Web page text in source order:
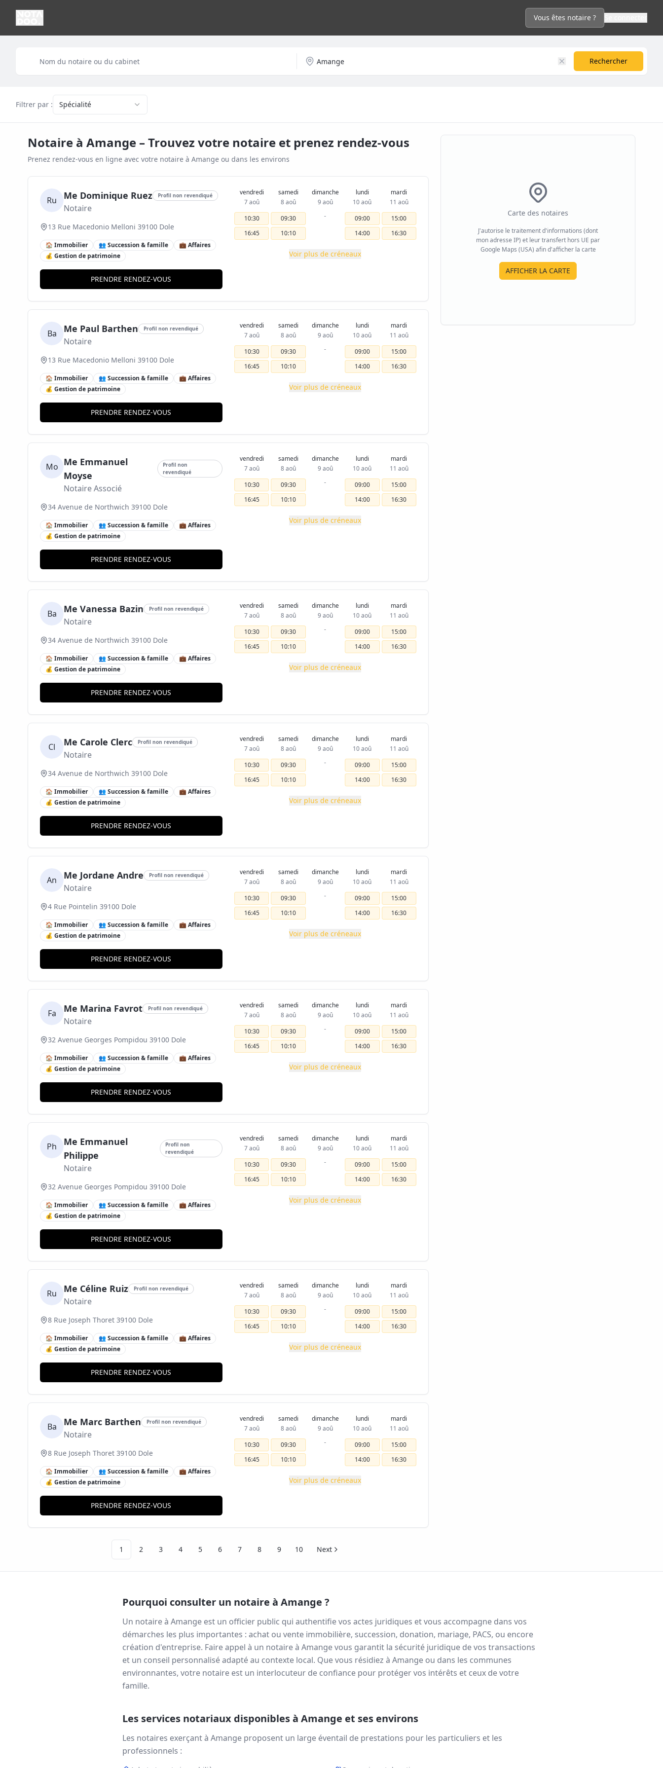
Vous êtes notaire ?
Rechercher
Filtrer par : Spécialité
Notaire à Amange – Trouvez votre notaire et prenez rendez-vous
Prenez rendez-vous en ligne avec votre notaire à Amange ou dans les environs
Ru Me Dominique Ruez Profil non revendiqué
Notaire
13 Rue Macedonio Melloni 39100 Dole
🏠 Immobilier 👥 Succession & famille
💼 Affaires
💰 Gestion de patrimoine
PRENDRE RENDEZ-VOUS
vendredi
7 aoû
10:30
16:45
samedi
8 aoû
09:30
10:10
dimanche
9 aoû
-
lundi
10 aoû
09:00
14:00
mardi
11 aoû
15:00
16:30
Voir plus de créneaux
Ba Me Paul Barthen Profil non revendiqué
Notaire
13 Rue Macedonio Melloni 39100 Dole
🏠 Immobilier 👥 Succession & famille
💼 Affaires
💰 Gestion de patrimoine
PRENDRE RENDEZ-VOUS
vendredi
7 aoû
10:30
16:45
samedi
8 aoû
09:30
10:10
dimanche
9 aoû
-
lundi
10 aoû
09:00
14:00
mardi
11 aoû
15:00
16:30
Voir plus de créneaux
Mo Me Emmanuel
Moyse
Profil non
revendiqué
Notaire Associé
34 Avenue de Northwich 39100 Dole
🏠 Immobilier 👥 Succession & famille
💼 Affaires
💰 Gestion de patrimoine
PRENDRE RENDEZ-VOUS
vendredi
7 aoû
10:30
16:45
samedi
8 aoû
09:30
10:10
dimanche
9 aoû
-
lundi
10 aoû
09:00
14:00
mardi
11 aoû
15:00
16:30
Voir plus de créneaux
Ba Me Vanessa Bazin Profil non revendiqué
Notaire
34 Avenue de Northwich 39100 Dole
🏠 Immobilier 👥 Succession & famille
💼 Affaires
💰 Gestion de patrimoine
PRENDRE RENDEZ-VOUS
vendredi
7 aoû
10:30
16:45
samedi
8 aoû
09:30
10:10
dimanche
9 aoû
-
lundi
10 aoû
09:00
14:00
mardi
11 aoû
15:00
16:30
Voir plus de créneaux
Cl Me Carole Clerc Profil non revendiqué
Notaire
34 Avenue de Northwich 39100 Dole
🏠 Immobilier 👥 Succession & famille
💼 Affaires
💰 Gestion de patrimoine
PRENDRE RENDEZ-VOUS
vendredi
7 aoû
10:30
16:45
samedi
8 aoû
09:30
10:10
dimanche
9 aoû
-
lundi
10 aoû
09:00
14:00
mardi
11 aoû
15:00
16:30
Voir plus de créneaux
An Me Jordane Andre Profil non revendiqué
Notaire
4 Rue Pointelin 39100 Dole
🏠 Immobilier 👥 Succession & famille
💼 Affaires
💰 Gestion de patrimoine
PRENDRE RENDEZ-VOUS
vendredi
7 aoû
10:30
16:45
samedi
8 aoû
09:30
10:10
dimanche
9 aoû
-
lundi
10 aoû
09:00
14:00
mardi
11 aoû
15:00
16:30
Voir plus de créneaux
Fa Me Marina Favrot Profil non revendiqué
Notaire
32 Avenue Georges Pompidou 39100 Dole
🏠 Immobilier 👥 Succession & famille
💼 Affaires
💰 Gestion de patrimoine
PRENDRE RENDEZ-VOUS
vendredi
7 aoû
10:30
16:45
samedi
8 aoû
09:30
10:10
dimanche
9 aoû
-
lundi
10 aoû
09:00
14:00
mardi
11 aoû
15:00
16:30
Voir plus de créneaux
Ph
Me Emmanuel
Philippe
Profil non
revendiqué
Notaire
32 Avenue Georges Pompidou 39100 Dole
🏠 Immobilier 👥 Succession & famille
💼 Affaires
💰 Gestion de patrimoine
PRENDRE RENDEZ-VOUS
vendredi
7 aoû
10:30
16:45
samedi
8 aoû
09:30
10:10
dimanche
9 aoû
-
lundi
10 aoû
09:00
14:00
mardi
11 aoû
15:00
16:30
Voir plus de créneaux
Ru Me Céline Ruiz Profil non revendiqué
Notaire
8 Rue Joseph Thoret 39100 Dole
🏠 Immobilier 👥 Succession & famille
💼 Affaires
💰 Gestion de patrimoine
PRENDRE RENDEZ-VOUS
vendredi
7 aoû
10:30
16:45
samedi
8 aoû
09:30
10:10
dimanche
9 aoû
-
lundi
10 aoû
09:00
14:00
mardi
11 aoû
15:00
16:30
Voir plus de créneaux
Ba Me Marc Barthen Profil non revendiqué
Notaire
8 Rue Joseph Thoret 39100 Dole
🏠 Immobilier 👥 Succession & famille
💼 Affaires
💰 Gestion de patrimoine
PRENDRE RENDEZ-VOUS
vendredi
7 aoû
10:30
16:45
samedi
8 aoû
09:30
10:10
dimanche
9 aoû
-
lundi
10 aoû
09:00
14:00
mardi
11 aoû
15:00
16:30
Voir plus de créneaux
1 2 3 4 5 6 7 8 9 10 Next
Carte des notaires
J'autorise le traitement d'informations (dont
mon adresse IP) et leur transfert hors UE par
Google Maps (USA) afin d'afficher la carte
AFFICHER LA CARTE
Pourquoi consulter un notaire à Amange ?
Un notaire à Amange est un officier public qui authentifie vos actes juridiques et vous accompagne dans vos
démarches les plus importantes : achat ou vente immobilière, succession, donation, mariage, PACS, ou encore
création d'entreprise. Faire appel à un notaire à Amangevous garantit la sécurité juridique de vos transactions
et un conseil personnalisé adapté au contexte local. Que vous résidiez à Amange ou dans les communes
environnantes, votre notaire est un interlocuteur de confiance pour protéger vos intérêts et ceux de votre
famille.
Les services notariaux disponibles à Amange et ses environs
Les notaires exerçant à Amange proposent un large éventail de prestations pour les particuliers et les
professionnels :